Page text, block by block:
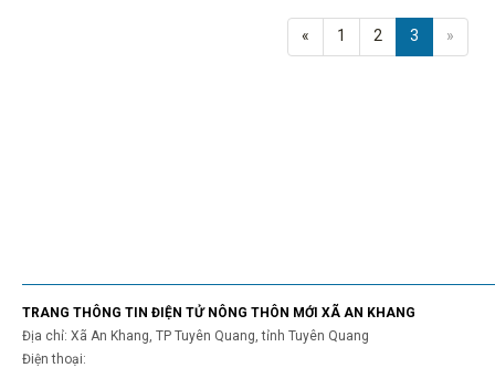
« 1 2 3 »
TRANG THÔNG TIN ĐIỆN TỬ NÔNG THÔN MỚI XÃ AN KHANG
Địa chỉ: Xã An Khang, TP Tuyên Quang, tỉnh Tuyên Quang
Điện thoại: